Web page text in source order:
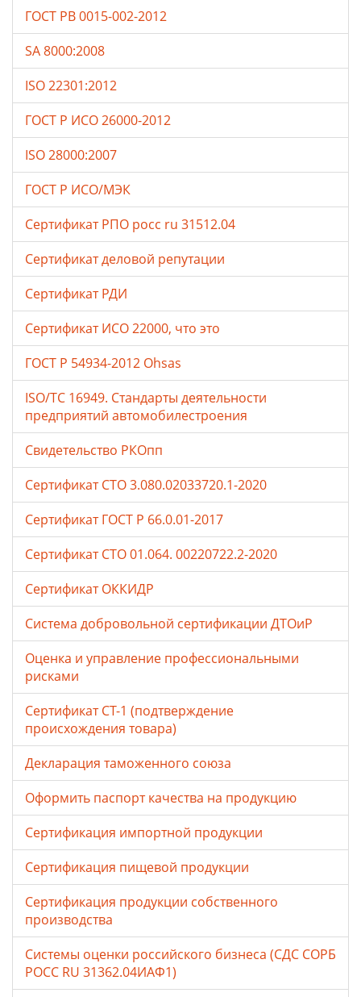
ГОСТ РВ 0015-002-2012
SA 8000:2008
ISO 22301:2012
ГОСТ Р ИСО 26000-2012
ISO 28000:2007
ГОСТ Р ИСО/МЭК
Сертификат РПО росс ru 31512.04
Сертификат деловой репутации
Сертификат РДИ
Сертификат ИСО 22000, что это
ГОСТ Р 54934-2012 Ohsas
ISO/TC 16949. Стандарты деятельности
предприятий автомобилестроения
Свидетельство РКОпп
Сертификат СТО 3.080.02033720.1-2020
Сертификат ГОСТ Р 66.0.01-2017
Сертификат СТО 01.064. 00220722.2-2020
Сертификат ОККИДР
Система добровольной сертификации ДТОиР
Оценка и управление профессиональными
рисками
Сертификат СТ-1 (подтверждение
происхождения товара)
Декларация таможенного союза
Оформить паспорт качества на продукцию
Сертификация импортной продукции
Сертификация пищевой продукции
Сертификация продукции собственного
производства
Системы оценки российского бизнеса (СДС СОРБ
РОСС RU 31362.04ИАФ1)